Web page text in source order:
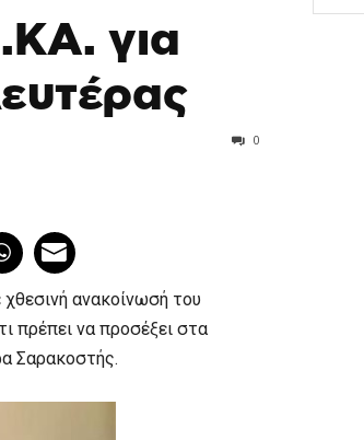
για
0
ανακοίνωσή του
πρέπει να προσέξει στα
Σαρακοστής.